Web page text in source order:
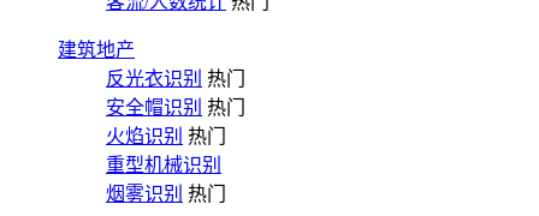
建筑地产
反光衣识别 热门
安全帽识别 热门
火焰识别 热门
重型机械识别
烟雾识别 热门